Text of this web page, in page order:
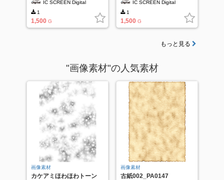
IC SCREEN Digital
1
1,500 G
IC SCREEN Digital
1
1,500 G
もっと見る
"画像素材"の人気素材
画像素材
カケアミほわほわトーン
画像素材
古紙002_PA0147